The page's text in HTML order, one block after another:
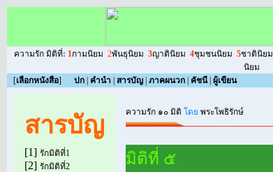
ความรัก มิติที่: 1กามนิยม 2พันธุนิยม 3ญาตินิยม 4ชุมชนนิยม 5ชาตินิยม
นิยม
[เลือกหนังสือ] ปก คำนำ สารบัญ ภาคผนวก คัชนี| ผู้เขียน
สารบัญ
[1] รักมิติที่1
[2] รักมิติที่2
ความรัก ๑๐ มิติ โดย พระโพธิรักษ์
มิติที่ ๕